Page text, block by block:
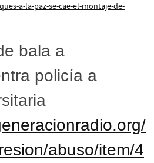
a-la-paz-se-cae-el-montaje-de-
bala a
policía a
abuso/item/4